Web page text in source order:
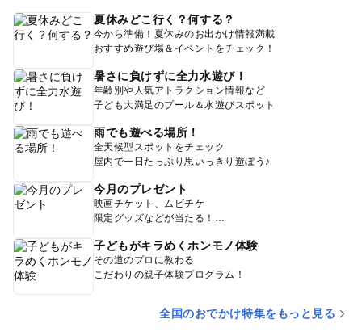
夏休みどこ行く？何する？
今から準備！夏休みのお出かけ情報満載
おすすめ遊び場＆イベントをチェック！
暑さに負けずに全力水遊び！
年齢別や人気アトラクション情報など
子ども大満足のプール＆水遊びスポット
雨でも遊べる場所！
全天候型スポットをチェック
屋内で一日たっぷり思いっきり遊ぼう♪
今月のプレゼント
映画チケット、ムビチケ
限定グッズなどが当たる！
子どもがキラめくホンモノ体験
その道のプロに教わる
こだわりの親子体験プログラム！
全国のおでかけ特集をもっと見る